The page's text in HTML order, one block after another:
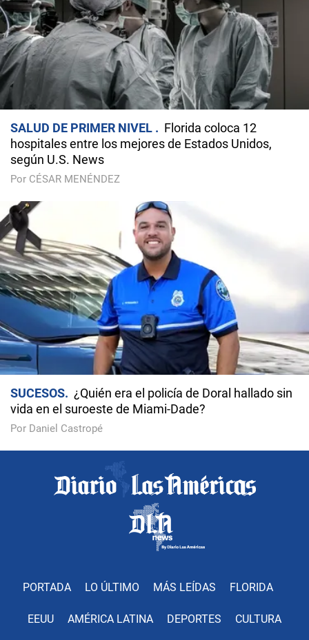
SALUD DE PRIMER NIVEL
Florida coloca 12
hospitales entre los mejores de Estados Unidos,
según U.S. News
Por CÉSAR MENÉNDEZ
SUCESOS
¿Quién era el policía de Doral hallado sin
vida en el suroeste de Miami-Dade?
Por Daniel Castropé
PORTADA LO ÚLTIMO MÁS LEÍDAS FLORIDA
EEUU AMÉRICA LATINA DEPORTES CULTURA